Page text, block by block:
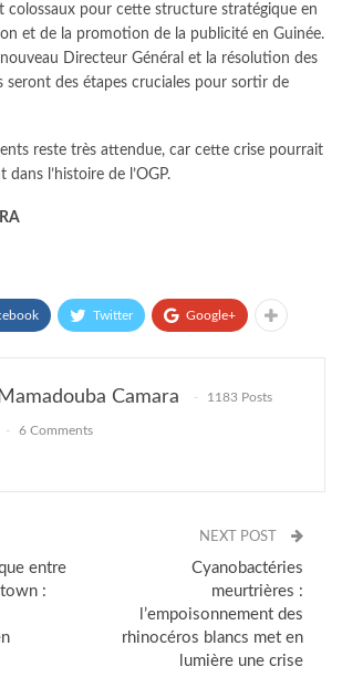
colossaux pour cette structure stratégique en
et de la promotion de la publicité en Guinée.
Directeur Général et la résolution des
seront des étapes cruciales pour sortir de
reste très attendue, car cette crise pourrait
l’histoire de l’OGP.
Twitter Google+
Mamadouba Camara 1183 Posts
6 Comments
entre
:
NEXT POST
Cyanobactéries
meurtrières :
l’empoisonnement des
rhinocéros blancs met en
lumière une crise